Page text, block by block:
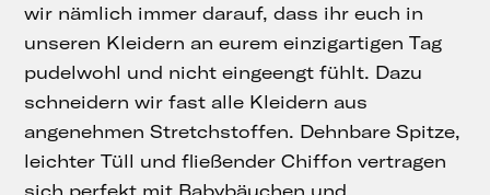
wir nämlich immer darauf, dass ihr euch in
unseren Kleidern an eurem einzigartigen Tag
pudelwohl und nicht eingeengt fühlt. Dazu
schneidern wir fast alle Kleidern aus
angenehmen Stretchstoffen. Dehnbare Spitze,
leichter Tüll und fließender Chiffon vertragen
sich perfekt mit Babybäuchen und